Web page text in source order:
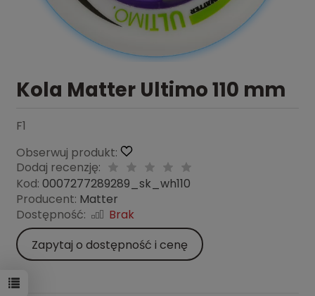
Kola Matter Ultimo 110 mm
F1
Obserwuj produkt:
Dodaj recenzję:
Kod: 0007277289289_sk_wh110
Producent: Matter
Dostępność:
Brak
Zapytaj o dostępność i cenę